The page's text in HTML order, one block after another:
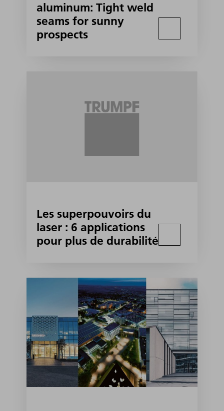
aluminum: Tight weld
seams for sunny
prospects
Les superpouvoirs du
laser : 6 applications
pour plus de durabilité